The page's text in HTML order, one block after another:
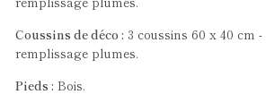
Coussins de déco : 3 coussins 60 x 40 cm
remplissage plumes.
Pieds : Bois.